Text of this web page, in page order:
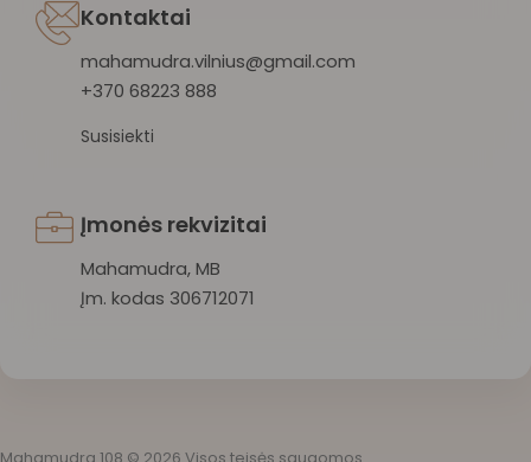
Kontaktai
mahamudra.vilnius@gmail.com
+370 68223 888
Susisiekti
Įmonės rekvizitai
Mahamudra, MB
Įm. kodas 306712071
Mahamudra 108 © 2026 Visos teisės saugomos.